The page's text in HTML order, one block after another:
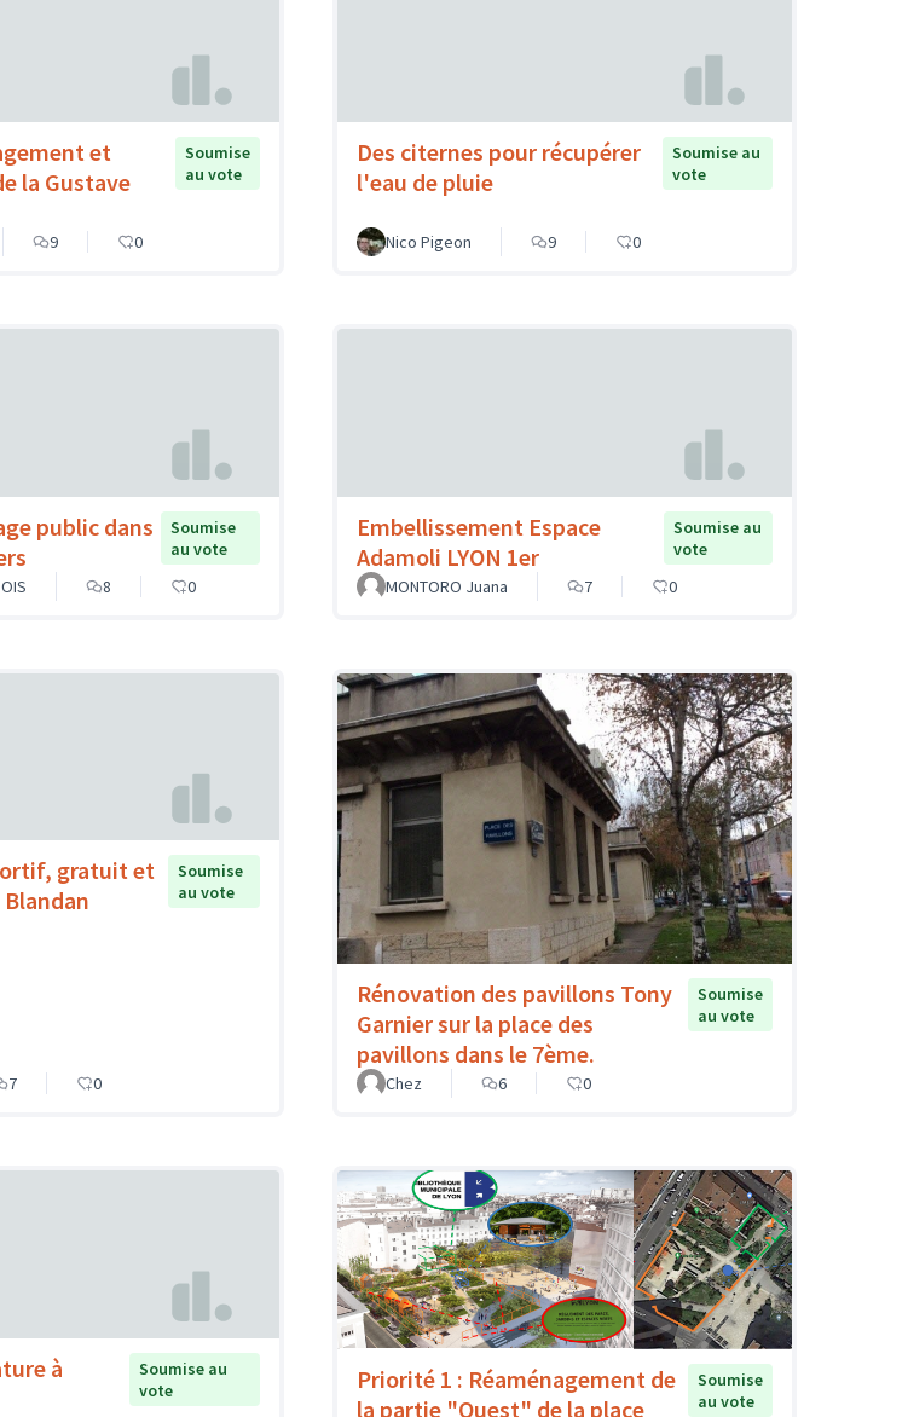
et
la Gustave
Soumise
au vote
9 0
Des citernes pour récupérer
l'eau de pluie
Soumise au
vote
Nico Pigeon 9 0
public dans
Soumise
au vote
8 0
Embellissement Espace
Adamoli LYON 1er
Soumise au
vote
MONTORO Juana
7 0
gratuit et
Soumise
au vote
7 0
Rénovation des pavillons Tony
Garnier sur la place des
pavillons dans le 7ème.
Soumise
au vote
Chez 6 0
à
Soumise au
vote
Priorité 1 : Réaménagement de
la partie "Ouest" de la place
Soumise
au vote